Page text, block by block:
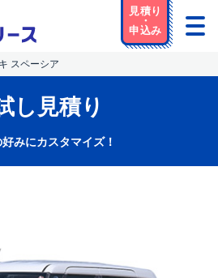
スペーシア
し見積り
みにカスタマイズ！